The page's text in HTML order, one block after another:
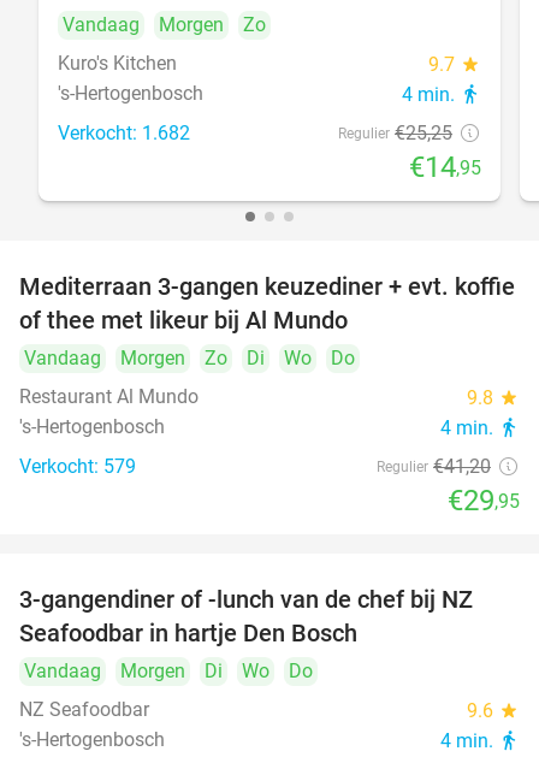
Vandaag
Morgen
Zo
Kuro's Kitchen
9.7 star
's-Hertogenbosch 4 min. directions_walk
Verkocht: 1.682 Regulier €25,25
€14,95
27%
Mediterraan 3-gangen keuzediner + evt. koffie
of thee met likeur bij Al Mundo
Vandaag Morgen Zo Di Wo
Do
Restaurant Al Mundo
9.8 star
's-Hertogenbosch 4 min. directions_walk
Verkocht: 579 Regulier €41,20
€29,95
46%
3-gangendiner of -lunch van de chef bij NZ
Seafoodbar in hartje Den Bosch
Vandaag Morgen Di Wo
Do
NZ Seafoodbar
9.6 star
's-Hertogenbosch 4 min. directions_walk